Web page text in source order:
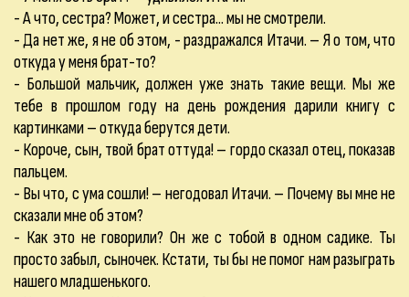
- А что, сестра? Может, и сестра... мы не смотрели.
- Да нет же, я не об этом, - раздражался Итачи. – Я о том, что
откуда у меня брат-то?
- Большой мальчик, должен уже знать такие вещи. Мы же
тебе в прошлом году на день рождения дарили книгу с
картинками – откуда берутся дети.
- Короче, сын, твой брат оттуда! – гордо сказал отец, показав
пальцем.
- Вы что, с ума сошли! – негодовал Итачи. – Почему вы мне не
сказали мне об этом?
- Как это не говорили? Он же с тобой в одном садике. Ты
просто забыл, сыночек. Кстати, ты бы не помог нам разыграть
нашего младшенького.